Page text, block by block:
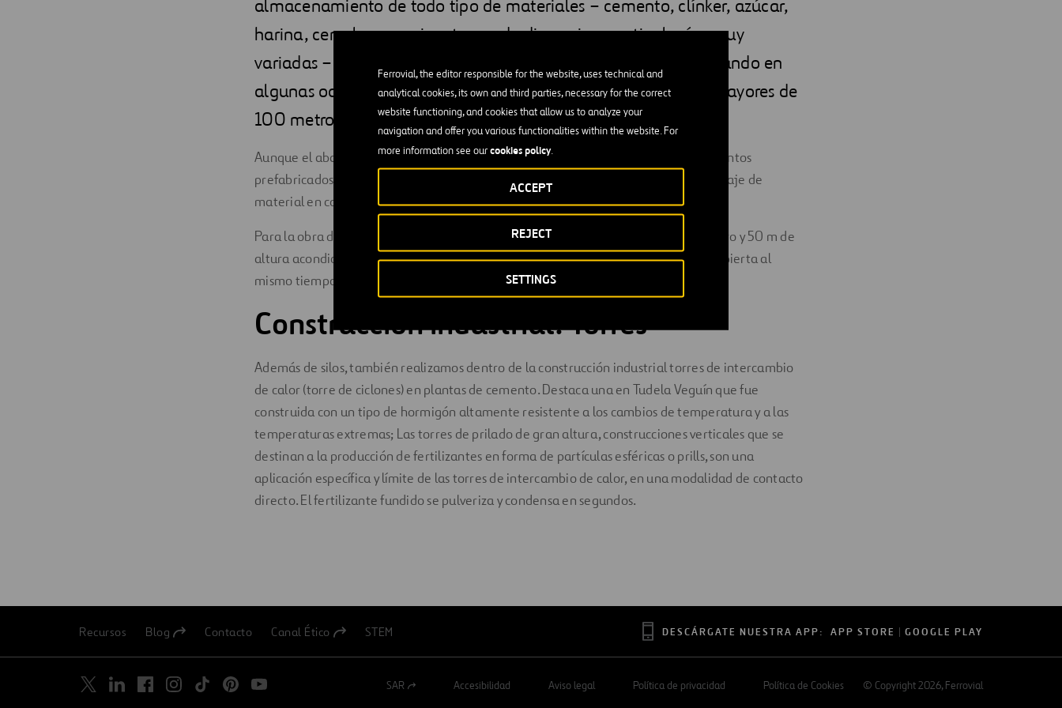
Ferrovial, the editor responsible for the website, uses technical and
analytical cookies, its own and third parties, necessary for the correct
website functioning, and cookies that allow us to analyze your
navigation and offer you various functionalities within the website. For
more information see ourcookies policy.
SETTINGS
REJECT
ACCEPT
almacenamiento de todo tipo de materiales – cemento, clínker, azúcar,
harina, cereales, escoria, etc. – y de dimensiones y tipologías muy
variadas – cilíndricos, multicamerales, multicelulares,… alcanzando en
algunas ocasiones diámetros mayores de 50 metros y alturas mayores de
100 metros.
Aunque el abanico incluye desde granjas solares a construcción de naves con elementos
prefabricados, uno de los elementos comunes son los silos y los espacios de almacenaje de
material en condiciones óptimas.
Para la obra del Silo de Azúcar en Olmedo de unas dimensiones de 50 m de diámetro y 50 m de
altura acondicionamos el Sistema de Encofrado Deslizante a fin de poder izar la cubierta al
mismo tiempo que se va deslizando el hormigón de la estructura.
Construcción industrial: Torres
Además de silos, también realizamos dentro de la construcción industrial torres de intercambio
de calor (torre de ciclones) en plantas de cemento. Destaca una en Tudela Veguín que fue
construida con un tipo de hormigón altamente resistente a los cambios de temperatura y a las
temperaturas extremas; Las torres de prilado de gran altura, construcciones verticales que se
destinan a la producción de fertilizantes en forma de partículas esféricas o prills, son una
aplicación específica y límite de las torres de intercambio de calor, en una modalidad de contacto
directo. El fertilizante fundido se pulveriza y condensa en segundos.
DESCÁRGATE NUESTRA APP: APP STORE GOOGLE PLAY
Recursos
Abrir
nueva
pestaña
Blog Contacto
Abrir
Canal Ético STEM
Abrir
SAR Accesibilidad Aviso legal Política de privacidad Política de Cookies © Copyright 2026, Ferrovial